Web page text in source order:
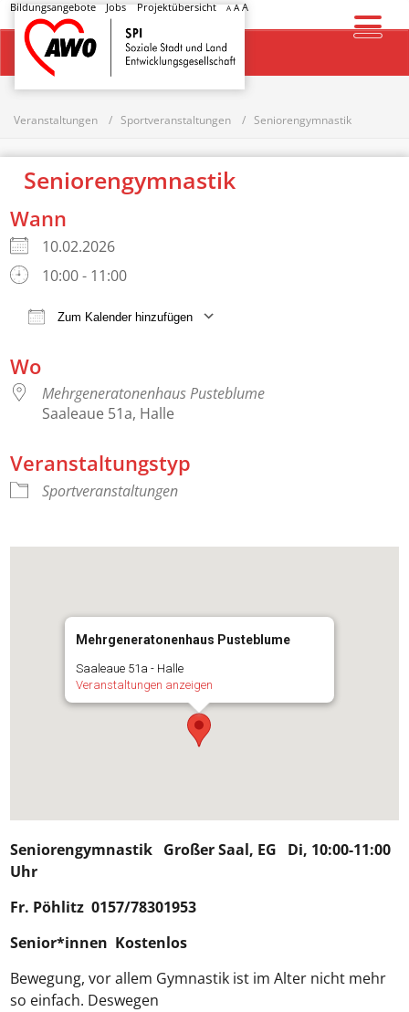
Bildungsangebote Jobs Projektübersicht A AA
Startseite
Veranstaltungen Sportveranstaltungen Seniorengymnastik
Seniorengymnastik
Wann
10.02.2026
10:00 - 11:00
Zum Kalender hinzufügen
Wo
Mehrgeneratonenhaus Pusteblume
Saaleaue 51a, Halle
Veranstaltungstyp
Sportveranstaltungen
Mehrgeneratonenhaus Pusteblume
Saaleaue 51a - Halle
Veranstaltungen anzeigen
Seniorengymnastik Großer Saal, EG Di, 10:00-11:00
Uhr
Fr. Pöhlitz 0157/78301953
Senior*innen Kostenlos
Bewegung, vor allem Gymnastik ist im Alter nicht mehr
so einfach. Deswegen